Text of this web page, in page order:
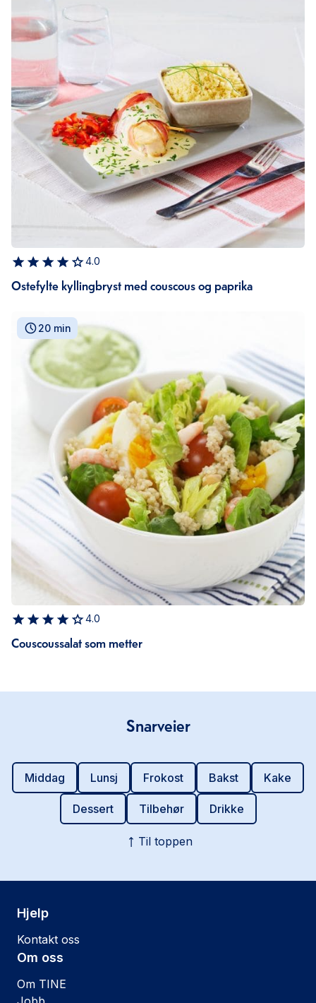
4.0
Ostefylte kyllingbryst med couscous og paprika
20 min
4.0
Couscoussalat som metter
Snarveier
Middag Lunsj Frokost Bakst Kake
Dessert Tilbehør Drikke
Til toppen
Hjelp
Kontakt oss
Om oss
Om TINE